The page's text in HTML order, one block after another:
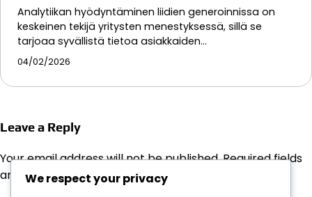
Analytiikan hyödyntäminen liidien generoinnissa on
keskeinen tekijä yritysten menestyksessä, sillä se
tarjoaa syvällistä tietoa asiakkaiden…
04/02/2026
Leave a Reply
Your email address will not be published.Required fields
are marked*
We respect your privacy